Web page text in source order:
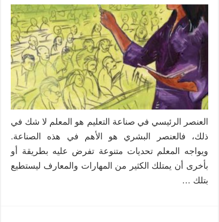
العنصر الرئيسي في صناعة التعليم هو المعلم لا شك في
ذلك، فالعنصر البشري هو الأهم في هذه الصناعة.
ويواجه المعلم تحديات متنوعة تفرض عليه بطريقة أو
بأخرى أن يمتلك الكثير من المهارات والمعارف ليستطيع
بتلك …